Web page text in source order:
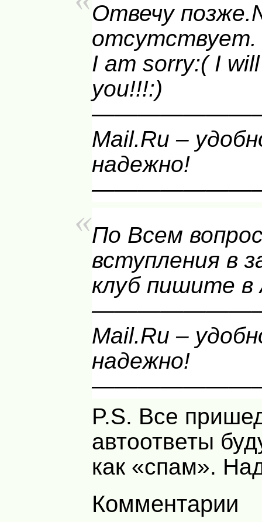
Отвечу
отсутствует.
I am sorry:( I
you!!!:)
Mail.Ru –
надежно!
По Всем
вступления в
клуб пишите в
Mail.Ru –
надежно!
P.S. Все
автоответы
как «спам».
Комментарии